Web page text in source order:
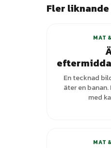
Fler
MAT
En tecknad
äter en
med
MAT